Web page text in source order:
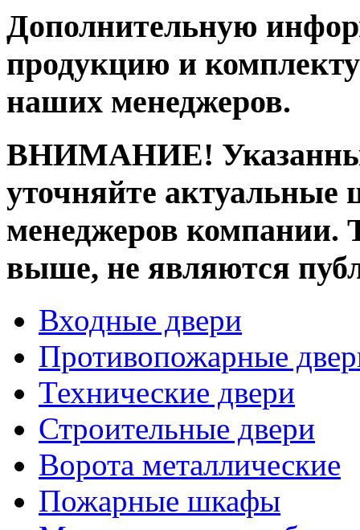
Дополнительную
продукцию и
наших менеджеров.
ВНИМАНИЕ!
уточняйте актуальные
менеджеров компании.
выше, не являются
Входные двери
Противопожарные
Технические двери
Строительные двери
Ворота металлические
Пожарные шкафы